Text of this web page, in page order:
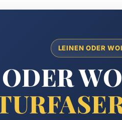
LEINEN ODER